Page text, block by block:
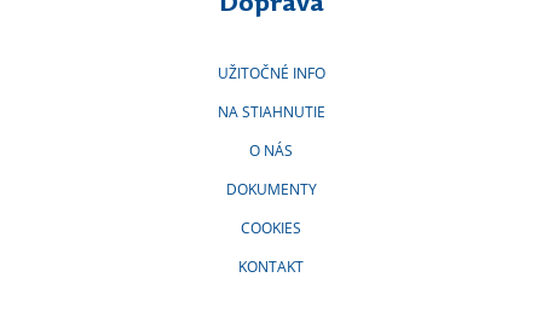
Doprava
UŽITOČNÉ INFO
NA STIAHNUTIE
O NÁS
DOKUMENTY
COOKIES
KONTAKT